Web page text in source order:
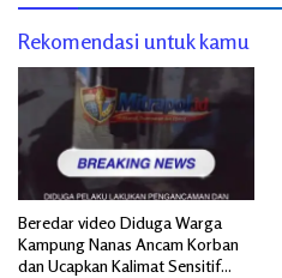
Rekomendasi untuk kamu
Beredar video Diduga Warga
Kampung Nanas Ancam Korban
dan Ucapkan Kalimat Sensitif